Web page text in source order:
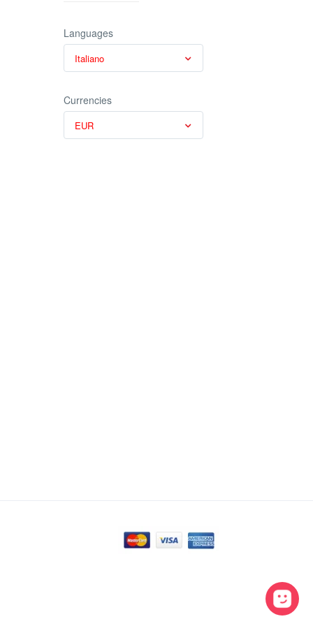
Languages
Italiano
Currencies
EUR